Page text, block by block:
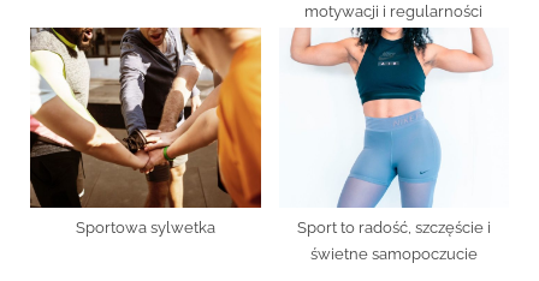
motywacji i regularności
Sportowa sylwetka
Sport to radość, szczęście i
świetne samopoczucie